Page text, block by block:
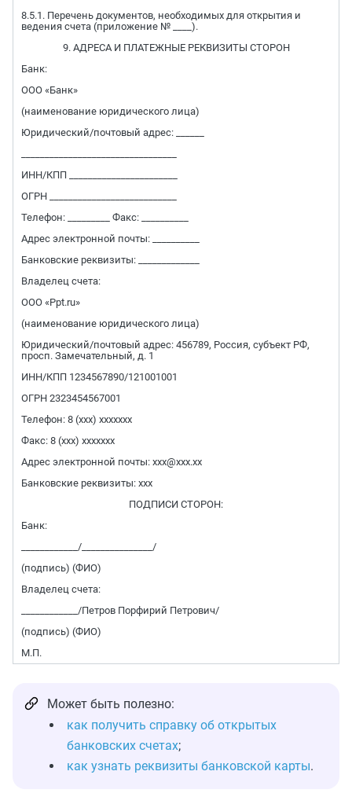
8.5.1. Перечень документов, необходимых для открытия и
ведения счета (приложение № ____).
9. АДРЕСА И ПЛАТЕЖНЫЕ РЕКВИЗИТЫ СТОРОН
Банк:
ООО «Банк»
(наименование юридического лица)
Юридический/почтовый адрес: ______
ИНН/КПП _______________________
ОГРН ___________________________
Телефон: _________ Факс: __________
Адрес электронной почты: __________
Банковские реквизиты: _____________
Владелец счета:
ООО «Ppt.ru»
(наименование юридического лица)
Юридический/почтовый адрес: 456789, Россия, субъект РФ,
просп. Замечательный, д. 1
ИНН/КПП 1234567890/121001001
ОГРН 2323454567001
Телефон: 8 (ххх) ххххххх
Факс: 8 (ххх) ххххххх
Адрес электронной почты: ххх@ххх.хх
Банковские реквизиты: ххх
ПОДПИСИ СТОРОН:
Банк:
____________/_______________/
(подпись) (ФИО)
Владелец счета:
____________/Петров Порфирий Петрович/
(подпись) (ФИО)
М.П.
Может быть полезно:
как получить справку об открытых
банковских счетах;
как узнать реквизиты банковской карты.